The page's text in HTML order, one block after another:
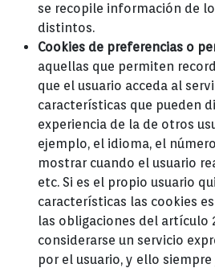
se recopile información de
distintos.
Cookies de preferencias o
aquellas que permiten
que el usuario acceda al
características que pueden
experiencia de la de otros
ejemplo, el idioma, el
mostrar cuando el usuario
etc. Si es el propio usuario
características las cookies
las obligaciones del artículo
considerarse un servicio
por el usuario, y ello